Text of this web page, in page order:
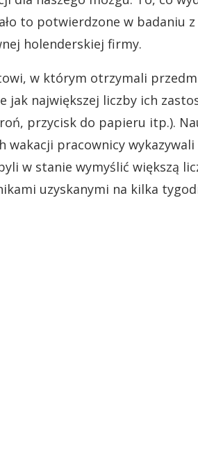
to potwierdzone w badaniu z
holenderskiej firmy.
w którym otrzymali
jak największej liczby ich
przycisk do papieru itp.).
pracownicy wykazywali
w stanie wymyślić większą
uzyskanymi na kilka